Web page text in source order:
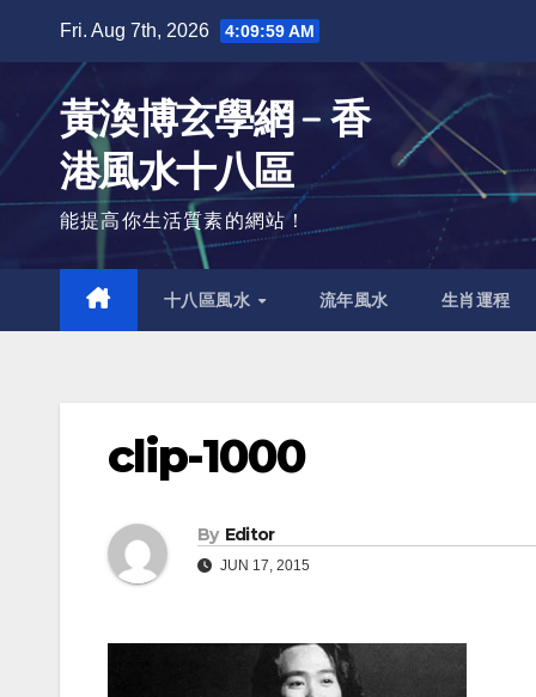
content
Fri. Aug 7th, 2026 4:10:00 AM
黃渙博玄學網﹣香
港風水十八區
能提高你生活質素的網站！
十八區風水 流年風水 生肖運程
clip-1000
By Editor
JUN 17, 2015